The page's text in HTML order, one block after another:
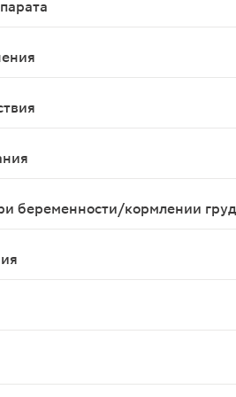
беременности/кормлении